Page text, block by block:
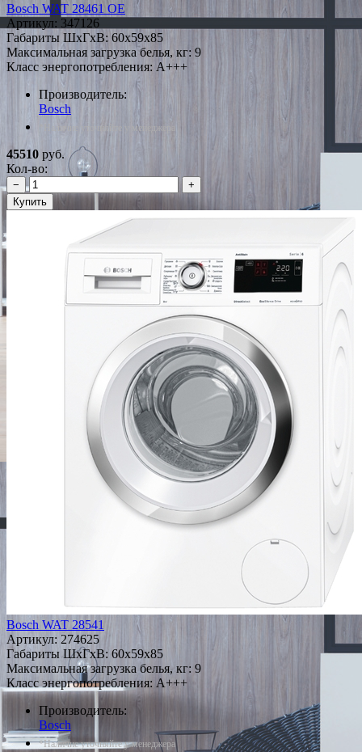
Bosch WAT 28461 OE
Артикул: 347126
Габариты ШxГxВ: 60x59x85
Максимальная загрузка белья, кг: 9
Класс энергопотребления: A+++
Производитель:
Bosch
*Наличие уточняйте у менеджера
45510 руб.
Кол-во:
−
+
Купить
Bosch WAT 28541
Артикул: 274625
Габариты ШxГxВ: 60x59x85
Максимальная загрузка белья, кг: 9
Класс энергопотребления: A+++
Производитель:
Bosch
*Наличие уточняйте у менеджера